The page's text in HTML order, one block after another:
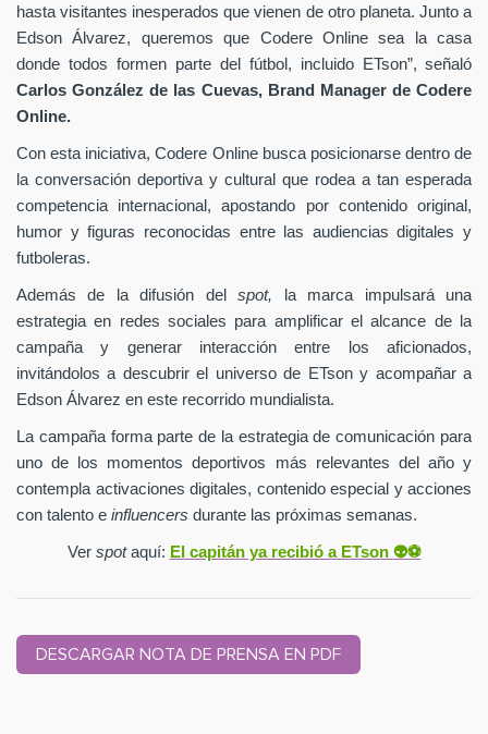
hasta visitantes inesperados que vienen de otro planeta. Junto a
Edson Álvarez, queremos que Codere Online sea la casa
donde todos formen parte del fútbol, incluido ETson”, señaló
Carlos González de las Cuevas, Brand Manager de Codere
Online.
Con esta iniciativa, Codere Online busca posicionarse dentro de
la conversación deportiva y cultural que rodea a tan esperada
competencia internacional, apostando por contenido original,
humor y figuras reconocidas entre las audiencias digitales y
futboleras.
Además de la difusión delspot,
la marca impulsará una
estrategia en redes sociales para amplificar el alcance de la
campaña y generar interacción entre los aficionados,
invitándolos a descubrir el universo de ETson y acompañar a
Edson Álvarez en este recorrido mundialista.
La campaña forma parte de la estrategia de comunicación para
uno de los momentos deportivos más relevantes del año y
contempla activaciones digitales, contenido especial y acciones
con talento e influencers durante las próximas semanas.
Ver spotaquí: El capitán ya recibió a ETson 👽⚽️
DESCARGAR NOTA DE PRENSA EN PDF